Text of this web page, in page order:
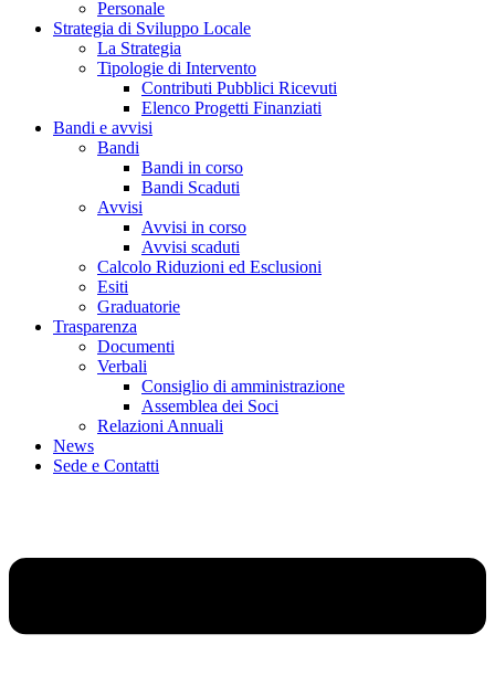
Personale
Strategia di Sviluppo Locale
La Strategia
Tipologie di Intervento
Contributi Pubblici Ricevuti
Elenco Progetti Finanziati
Bandi e avvisi
Bandi
Bandi in corso
Bandi Scaduti
Avvisi
Avvisi in corso
Avvisi scaduti
Calcolo Riduzioni ed Esclusioni
Esiti
Graduatorie
Trasparenza
Documenti
Verbali
Consiglio di amministrazione
Assemblea dei Soci
Relazioni Annuali
News
Sede e Contatti